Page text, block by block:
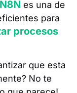
N8N es una de
para
procesos
que esta
No te